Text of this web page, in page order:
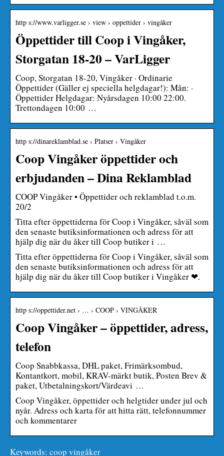
http s://www.varligger.se › view › oppettider › vingåker
Öppettider till Coop i Vingåker,
Storgatan 18-20 – VarLigger
Coop, Storgatan 18-20, Vingåker · Ordinarie
Öppettider (Gäller ej speciella helgdagar!): Mån: ·
Öppettider Helgdagar: Nyårsdagen 10:00 22:00.
Trettondagen 10:00 …
http s://dinareklamblad.se › Platser › Vingåker
Coop Vingåker öppettider och
erbjudanden – Dina Reklamblad
COOP Vingåker • Öppettider och reklamblad t.o.m.
20/2
Titta efter öppettiderna för Coop i Vingåker, såväl som
den senaste butiksinformationen och adress för att
hjälp dig när du åker till Coop butiker i …
Titta efter öppettiderna för Coop i Vingåker, såväl som
den senaste butiksinformationen och adress för att
hjälp dig när du åker till Coop butiker i Vingåker ❤.
http s://oppettider.net › … › COOP › VINGÅKER
Coop Vingåker – öppettider, adress,
telefon
Coop Snabbkassa, DHL paket, Frimärksombud,
Kontantkort, mobil, KRAV-märkt butik, Posten Brev &
paket, Utbetalningskort/Värdeavi …
Coop Vingåker, öppettider och helgtider under jul och
nyår. Adress och karta för att hitta rätt, telefonnummer
och kommentarer
Keywords: coop vingåker